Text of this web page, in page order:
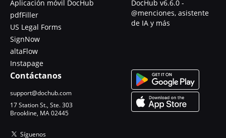
Aplicación móvil DocHub
pdfFiller
US Legal Forms
SignNow
altaFlow
Instapage
DocHub v6.6.0 -
@menciones, asistente
de IA y más
Contáctanos
support@dochub.com
17 Station St., Ste. 303
Brookline, MA 02445
Síguenos